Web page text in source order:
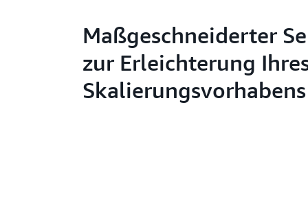
Maßgeschneiderter
zur Erleichterung
Skalierungsvorhabens